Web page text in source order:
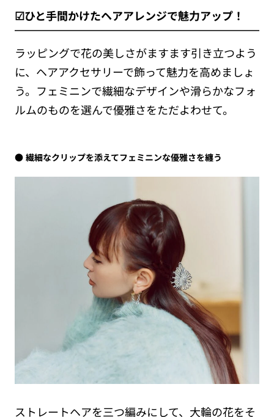
☑ひと手間かけたヘアアレンジで魅力アップ！
ラッピングで花の美しさがますます引き立つよう
に、ヘアアクセサリーで飾って魅力を高めましょ
う。フェミニンで繊細なデザインや滑らかなフォ
ルムのものを選んで優雅さをただよわせて。
繊細なクリップを添えてフェミニンな優雅さを纏う
ストレートヘアを三つ編みにして、大輪の花をそ